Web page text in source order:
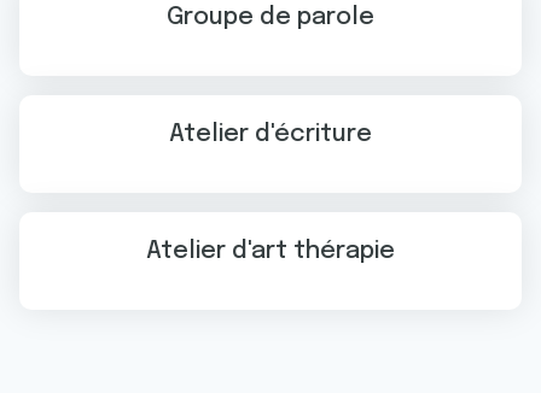
Groupe de parole
Atelier d'écriture
Atelier d'art thérapie